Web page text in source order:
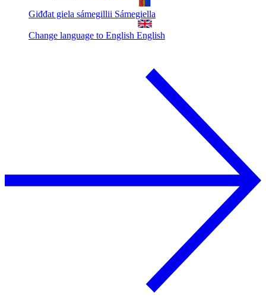
Giđđat giela sámegillii Sámegiella
Change language to English English